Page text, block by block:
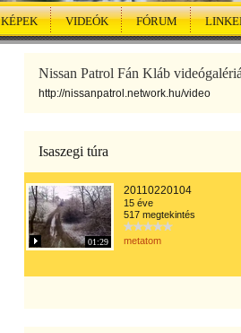
KÉPEK VIDEÓK FÓRUM
Nissan Patrol Fán Kláb
http://nissanpatrol.network.hu/video
Isaszegi túra
01:29
20110220104
15 éve
517 megtekintés
metatom